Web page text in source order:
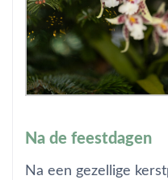
Na de feestdagen
Na een gezellige